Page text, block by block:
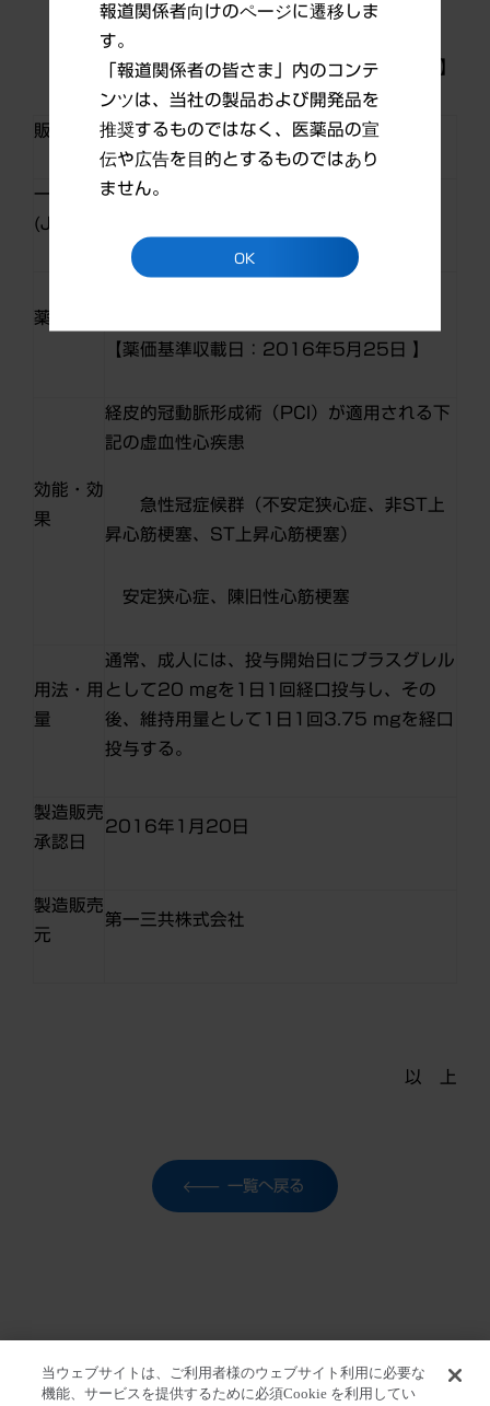
製品概要
【発売日：2016年5月25日】
販売名 エフィエントⓇ 錠20mg
一般名
(JAN)
薬価
【薬価基準収載日：2016年5月25日 】
効能・効
果
経皮的冠動脈形成術（PCI）が適用される下
記の虚血性心疾患
急性冠症候群（不安定狭心症、非ST上
昇心筋梗塞、ST上昇心筋梗塞）
安定狭心症、陳旧性心筋梗塞
用法・用
量
通常、成人には、投与開始日にプラスグレル
として20 mgを1日1回経口投与し、その
後、維持用量として1日1回3.75 mgを経口
投与する。
製造販売
承認日
2016年1月20日
製造販売
元
第一三共株式会社
以 上
一覧へ戻る
報道関係者向けのページに遷移しま
す。
「報道関係者の皆さま」内のコンテ
ンツは、当社の製品および開発品を
推奨するものではなく、医薬品の宣
伝や広告を目的とするものではあり
ません。
OK
当ウェブサイトは、ご利用者様のウェブサイト利用に必要な
機能、サービスを提供するために必須Cookie を利用してい